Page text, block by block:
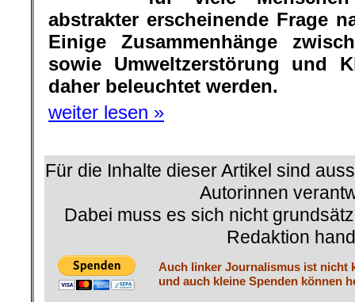
sowie Umweltzerstörung und
daher beleuchtet werden.
weiter lesen »
Für die Inhalte dieser Artikel sind
Dabei muss es sich nicht
Redaktion
Auch linker Journalismus ist nicht
und auch kleine Spenden können